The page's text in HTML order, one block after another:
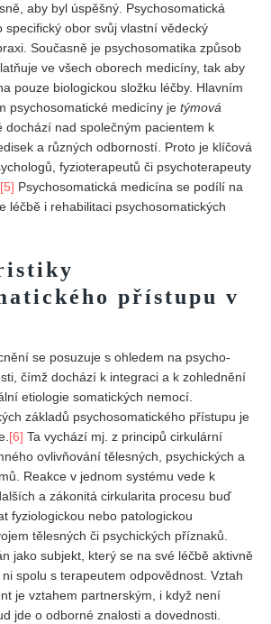
aby byl úspěšný. Psychosomatická
specifický obor svůj vlastní vědecký
Současně je psychosomatika způsob
ve všech oborech medicíny, tak aby
pouze biologickou složku léčby. Hlavním
psychosomatické medicíny je týmová
dochází nad společným pacientem k
a různých odborností. Proto je klíčová
fyzioterapeutů či psychoterapeuty
[5] Psychosomatická medicína se podílí na
léčbě i rehabilitaci psychosomatických
přístupu v
se posuzuje s ohledem na psycho-
čímž dochází k integraci a k zohlednění
etiologie somatických nemocí.
základů psychosomatického přístupu je
[6] Ta vychází mj. z principů cirkulární
ovlivňování tělesných, psychických a
Reakce v jednom systému vede k
a zákonitá cirkularita procesu buď
fyziologickou nebo patologickou
tělesných či psychických příznaků.
jako subjekt, který se na své léčbě aktivně
spolu s terapeutem odpovědnost. Vztah
je vztahem partnerským, i když není
jde o odborné znalosti a dovednosti.